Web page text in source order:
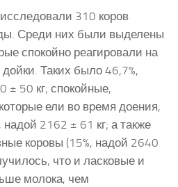
310 коров
Среди них были выделены
спокойно реагировали на
Таких было 46,7%,
± 50 кг; спокойные,
ели во время доения,
надой 2162 ± 61 кг; а также
коровы (15%, надой 2640
что и ласковые и
молока, чем